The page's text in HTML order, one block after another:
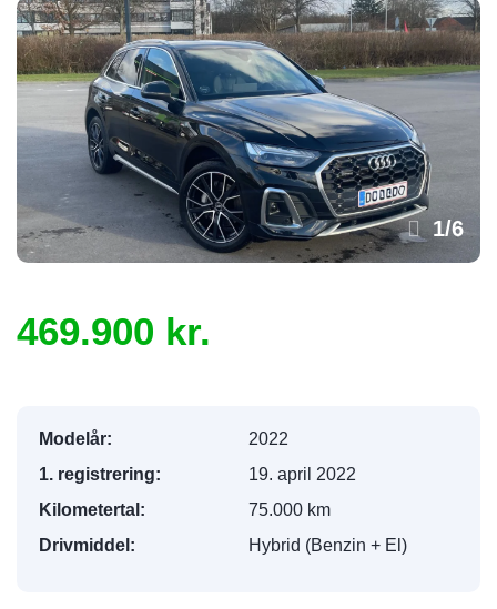
1/6
469.900 kr.
Modelår:
2022
1. registrering:
19. april 2022
Kilometertal:
75.000 km
Drivmiddel:
Hybrid (Benzin + El)